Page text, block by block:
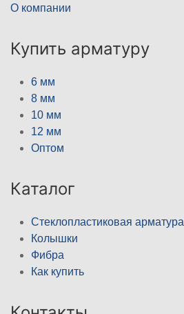
О компании
Купить арматуру
6 мм
8 мм
10 мм
12 мм
Оптом
Каталог
Стеклопластиковая арматура
Колышки
Фибра
Как купить